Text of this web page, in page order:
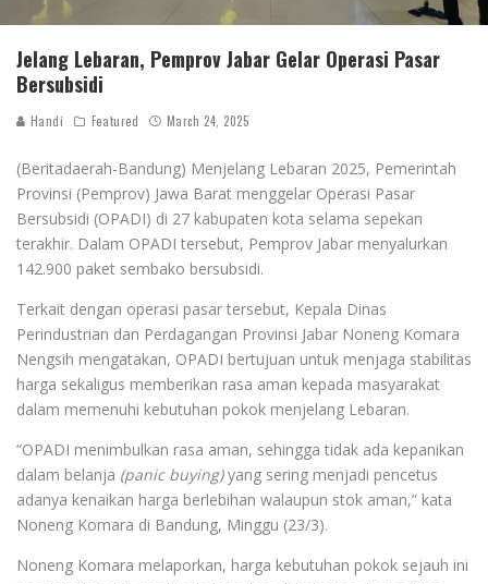
Jelang Lebaran, Pemprov Jabar Gelar Operasi Pasar
Bersubsidi
Handi Featured March 24, 2025
(Beritadaerah-Bandung) Menjelang Lebaran 2025, Pemerintah
Provinsi (Pemprov) Jawa Barat menggelar Operasi Pasar
Bersubsidi (OPADI) di 27 kabupaten kota selama sepekan
terakhir. Dalam OPADI tersebut, Pemprov Jabar menyalurkan
142.900 paket sembako bersubsidi.
Terkait dengan operasi pasar tersebut, Kepala Dinas
Perindustrian dan Perdagangan Provinsi Jabar Noneng Komara
Nengsih mengatakan, OPADI bertujuan untuk menjaga stabilitas
harga sekaligus memberikan rasa aman kepada masyarakat
dalam memenuhi kebutuhan pokok menjelang Lebaran.
“OPADI menimbulkan rasa aman, sehingga tidak ada kepanikan
dalam belanja (panic buying)yang sering menjadi pencetus
adanya kenaikan harga berlebihan walaupun stok aman,” kata
Noneng Komara di Bandung, Minggu (23/3).
Noneng Komara melaporkan, harga kebutuhan pokok sejauh ini